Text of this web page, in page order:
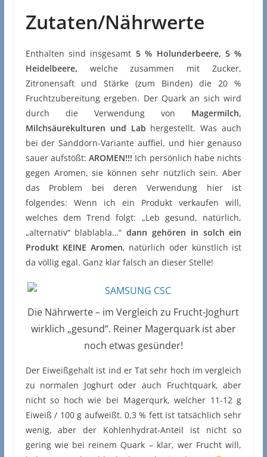
Zutaten/Nährwerte
Enthalten sind insgesamt 5 % Holunderbeere, 5 %
Heidelbeere, welche zusammen mit Zucker,
Zitronensaft und Stärke (zum Binden) die 20 %
Fruchtzubereitung ergeben. Der Quark an sich wird
durch die Verwendung von Magermilch,
Milchsäurekulturen und Lab hergestellt. Was auch
bei der Sanddorn-Variante auffiel, und hier genauso
sauer aufstößt:AROMEN!!! Ich persönlich habe nichts
gegen Aromen, sie können sehr nützlich sein. Aber
das Problem bei deren Verwendung hier ist
folgendes: Wenn ich ein Produkt verkaufen will,
welches dem Trend folgt: „Leb gesund, natürlich,
„alternativ“ blablabla…“dann gehören in solch ein
Produkt KEINE Aromen, natürlich oder künstlich ist
da völlig egal. Ganz klar falsch an dieser Stelle!
Die Nährwerte – im Vergleich zu Frucht-Joghurt
wirklich „gesund“. Reiner Magerquark ist aber
noch etwas gesünder!
Der Eiweißgehalt ist ind er Tat sehr hoch im vergleich
zu normalen Joghurt oder auch Fruchtquark, aber
nicht so hoch wie bei Magerqurk, welcher 11-12 g
Eiweiß / 100 g aufweißt. 0,3 % fett ist tatsächlich sehr
wenig, aber der Kohlenhydrat-Anteil ist nicht so
gering wie bei reinem Quark – klar, wer Frucht will,